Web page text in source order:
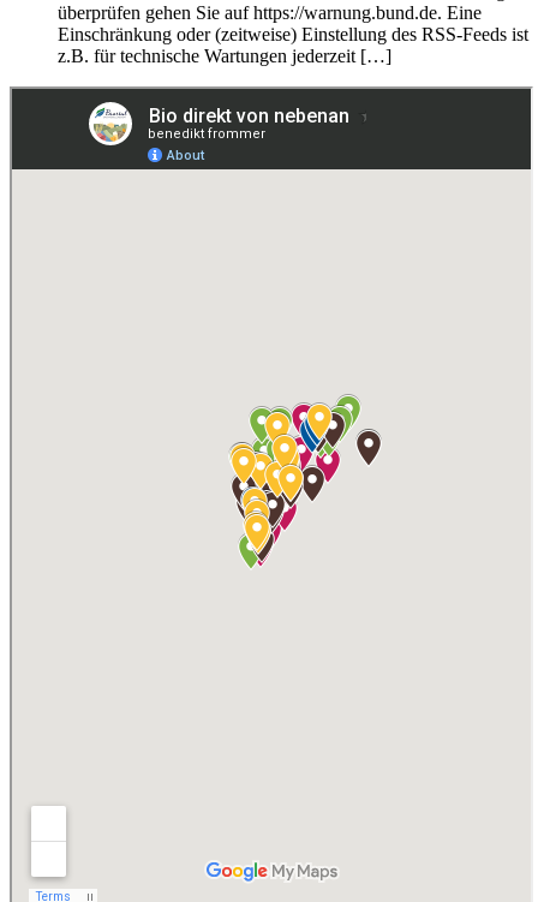
überprüfen gehen Sie auf https://warnung.bund.de. Eine
Einschränkung oder (zeitweise) Einstellung des RSS-Feeds ist
z.B. für technische Wartungen jederzeit […]